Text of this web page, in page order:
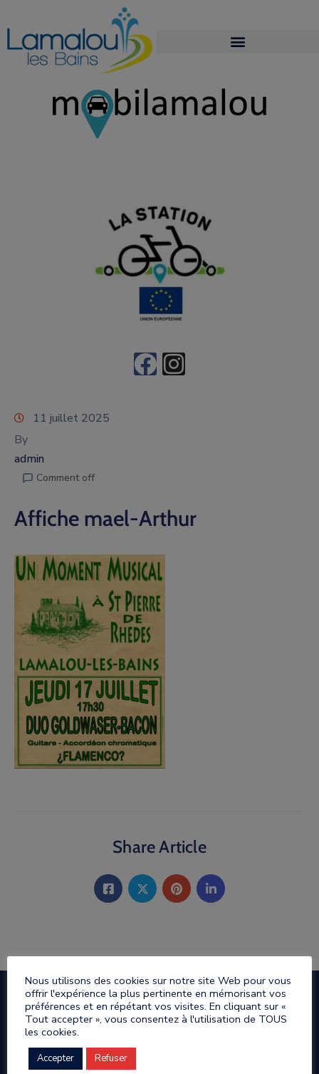
11 juillet 2025
By
admin
Comment off
Affiche mael-Arthur
Share Article
Nous utilisons des cookies sur notre site Web pour vous
offrir l'expérience la plus pertinente en mémorisant vos
préférences et en répétant vos visites. En cliquant sur «
Tout accepter », vous consentez à l'utilisation de TOUS
les cookies.
Accepter Refuser